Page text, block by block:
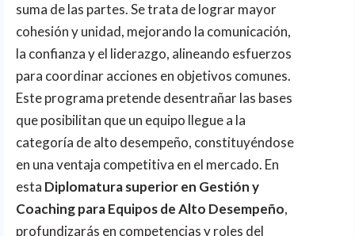
suma de las partes. Se trata de lograr mayor
cohesión y unidad, mejorando la comunicación,
la confianza y el liderazgo, alineando esfuerzos
para coordinar acciones en objetivos comunes.
Este programa pretende desentrañar las bases
que posibilitan que un equipo llegue a la
categoría de alto desempeño, constituyéndose
en una ventaja competitiva en el mercado. En
esta Diplomatura superior en Gestión y
Coaching para Equipos de Alto Desempeño,
profundizarás en competencias y roles del